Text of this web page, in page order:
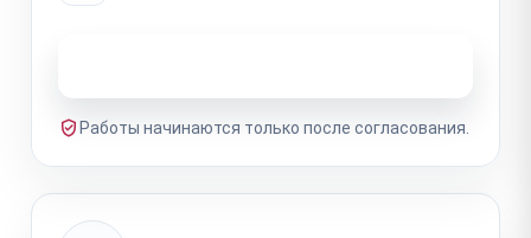
Работы начинаются только после согласования.